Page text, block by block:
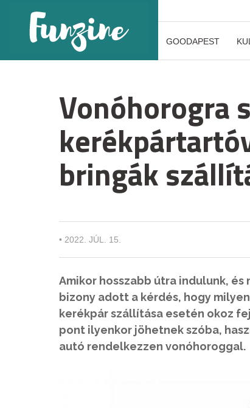
GOODAPEST
Vonóhorogra
bringák
• 2022. JÚL. 15.
Amikor hosszabb útra indulunk,
bizony adott a kérdés, hogy
kerékpár szállítása esetén okoz
pont ilyenkor jöhetnek szóba,
autó rendelkezzen vonóhoroggal.